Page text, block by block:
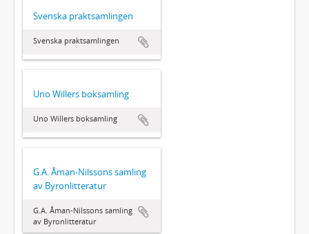
Svenska praktsamlingen
Svenska praktsamlingen
Uno Willers boksamling
Uno Willers boksamling
G.A. Åman-Nilssons samling
av Byronlitteratur
G.A. Åman-Nilssons samling
av Byronlitteratur